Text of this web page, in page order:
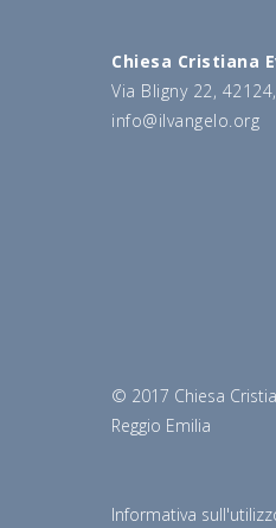
Chiesa Cristiana
Via Bligny 22,
info@ilvangelo.org
© 2017 Chiesa
Reggio Emilia
Informativa